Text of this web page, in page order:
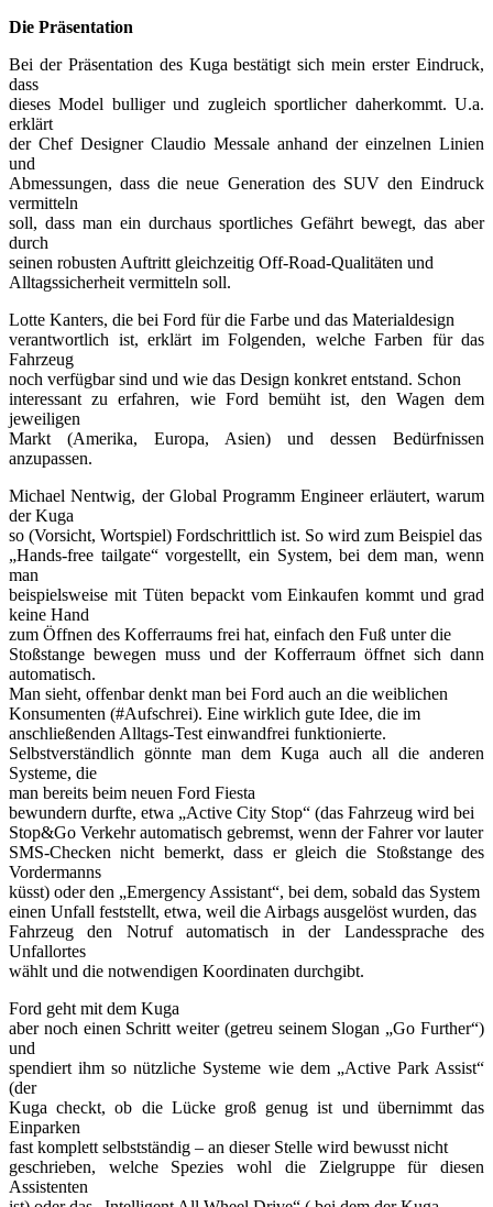
Die Präsentation
Bei der Präsentation des Kuga bestätigt sich mein erster Eindruck,
dass
dieses Model bulliger und zugleich sportlicher daherkommt. U.a.
erklärt
der Chef Designer Claudio Messale anhand der einzelnen Linien
und
Abmessungen, dass die neue Generation des SUV den Eindruck
vermitteln
soll, dass man ein durchaus sportliches Gefährt bewegt, das aber
durch
seinen robusten Auftritt gleichzeitig Off-Road-Qualitäten und
Alltagssicherheit vermitteln soll.
Lotte Kanters, die bei Ford für die Farbe und das Materialdesign
verantwortlich ist, erklärt im Folgenden, welche Farben für das
Fahrzeug
noch verfügbar sind und wie das Design konkret entstand. Schon
interessant zu erfahren, wie Ford bemüht ist, den Wagen dem
jeweiligen
Markt (Amerika, Europa, Asien) und dessen Bedürfnissen
anzupassen.
Michael Nentwig, der Global Programm Engineer erläutert, warum
der Kuga
so (Vorsicht, Wortspiel) Fordschrittlich ist. So wird zum Beispiel das
„Hands-free tailgate“ vorgestellt, ein System, bei dem man, wenn
man
beispielsweise mit Tüten bepackt vom Einkaufen kommt und grad
keine Hand
zum Öffnen des Kofferraums frei hat, einfach den Fuß unter die
Stoßstange bewegen muss und der Kofferraum öffnet sich dann
automatisch.
Man sieht, offenbar denkt man bei Ford auch an die weiblichen
Konsumenten (#Aufschrei). Eine wirklich gute Idee, die im
anschließenden Alltags-Test einwandfrei funktionierte.
Selbstverständlich gönnte man dem Kuga auch all die anderen
Systeme, die
man bereits beim neuen Ford Fiesta
bewundern durfte, etwa „Active City Stop“ (das Fahrzeug wird bei
Stop&Go Verkehr automatisch gebremst, wenn der Fahrer vor lauter
SMS-Checken nicht bemerkt, dass er gleich die Stoßstange des
Vordermanns
küsst) oder den „Emergency Assistant“, bei dem, sobald das System
einen Unfall feststellt, etwa, weil die Airbags ausgelöst wurden, das
Fahrzeug den Notruf automatisch in der Landessprache des
Unfallortes
wählt und die notwendigen Koordinaten durchgibt.
Ford geht mit dem Kuga
aber noch einen Schritt weiter (getreu seinem Slogan „Go Further“)
und
spendiert ihm so nützliche Systeme wie dem „Active Park Assist“
(der
Kuga checkt, ob die Lücke groß genug ist und übernimmt das
Einparken
fast komplett selbstständig – an dieser Stelle wird bewusst nicht
geschrieben, welche Spezies wohl die Zielgruppe für diesen
Assistenten